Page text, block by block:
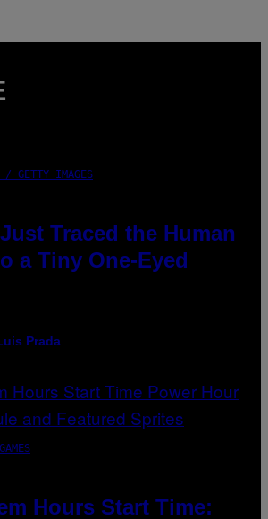
/ GETTY IMAGES
Traced the Human
a Tiny One-Eyed
Prada
Hours Start Time: